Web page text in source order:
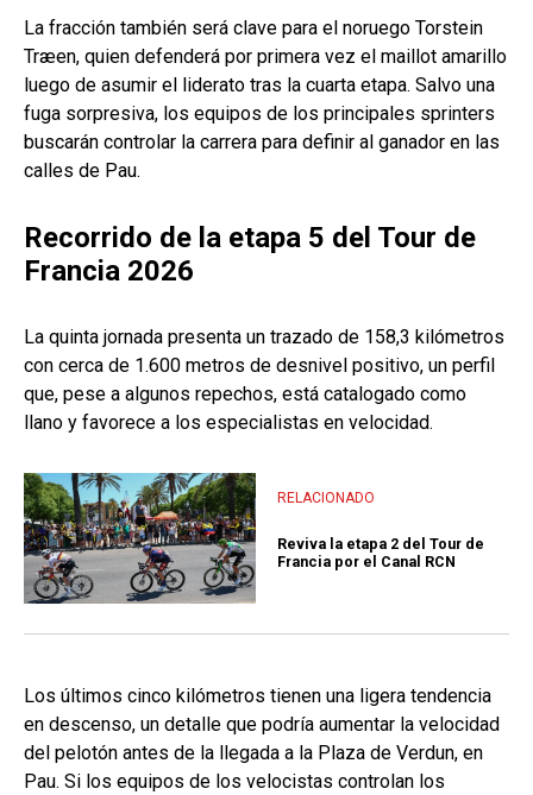
La fracción también será clave para el noruego Torstein
Træen, quien defenderá por primera vez el maillot amarillo
luego de asumir el liderato tras la cuarta etapa. Salvo una
fuga sorpresiva, los equipos de los principales sprinters
buscarán controlar la carrera para definir al ganador en las
calles de Pau.
Recorrido de la etapa 5 del Tour de
Francia 2026
La quinta jornada presenta un trazado de 158,3 kilómetros
con cerca de 1.600 metros de desnivel positivo, un perfil
que, pese a algunos repechos, está catalogado como
llano y favorece a los especialistas en velocidad.
RELACIONADO
Reviva la etapa 2 del Tour de
Francia por el Canal RCN
Los últimos cinco kilómetros tienen una ligera tendencia
en descenso, un detalle que podría aumentar la velocidad
del pelotón antes de la llegada a la Plaza de Verdun, en
Pau. Si los equipos de los velocistas controlan los